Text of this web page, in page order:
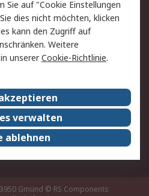
Zahlungsbedingungen
Webseite Konditionen
RS weltweit
Nachhaltigkeit
Presse-Center
Gmünd © RS Components
Sie auf "Cookie Einstellungen
dies nicht möchten, klicken
kann den Zugriff auf
Weitere
unsererCookie-Richtlinie.
verwalten
ablehnen